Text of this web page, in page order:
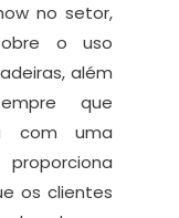
no setor,
o uso
além
que
com uma
os clientes